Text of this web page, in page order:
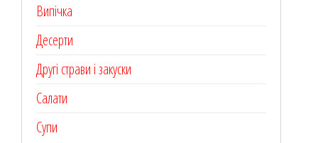
Випічка
Десерти
Другі страви і закуски
Салати
Супи